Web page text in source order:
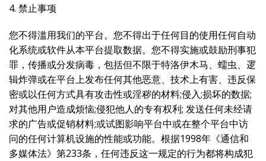
4. 禁止事项
您不得滥用我们的平台。您不得出于任何目的使用任何自动
化系统或软件从本平台提取数据。您不得实施或鼓励刑事犯
罪，传播或分发病毒，包括但不限于特洛伊木马、蠕虫、逻
辑炸弹或在平台上发布任何其他恶意、技术上有害、违反保
密或以任何方式具有攻击性或淫秽的材料;侵入;损坏的数据;
对其他用户造成烦恼;侵犯他人的专有权利; 发送任何未经请
求的广告或促销材料;或试图影响平台中或在整个平台中访
问的任何计算机设施的性能或功能。根据1998年《通信和
多媒体法》第233条，任何违反这一规定的行为都将构成犯